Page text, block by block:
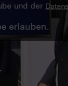
und der
erlauben.